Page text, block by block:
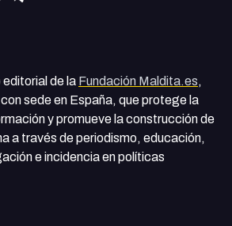
de la Fundación Maldita.es,
sede en España, que protege la
y promueve la construcción de
a través de periodismo, educación,
e incidencia en políticas